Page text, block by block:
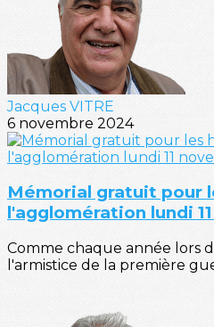
Jacques VITRE
6 novembre 2024
Mémorial gratuit pour
l'agglomération lundi
Comme chaque année lors
l'armistice de la première